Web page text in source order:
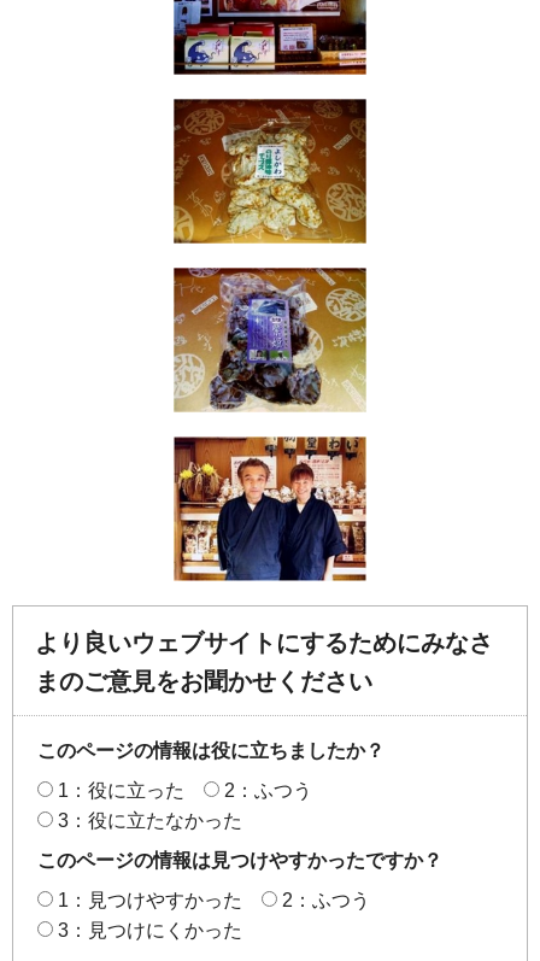
より良いウェブサイトにするためにみなさ
まのご意見をお聞かせください
このページの情報は役に立ちましたか？
1：役に立った
2：ふつう
3：役に立たなかった
このページの情報は見つけやすかったですか？
1：見つけやすかった
2：ふつう
3：見つけにくかった